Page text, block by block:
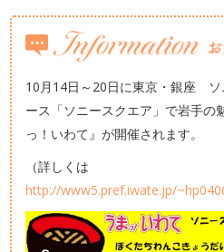
10月14日～20日に東京・銀座 ソ
ース「ソニースクエア」で岩手の
っ！いわて』が開催されます。
（詳しくは
http://www5.pref.iwate.jp/